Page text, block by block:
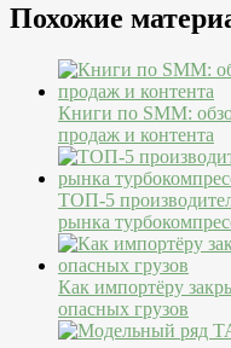
Похожие
Книги по SMM:
продаж и контента
ТОП-5
рынка
Как импортёру
опасных грузов